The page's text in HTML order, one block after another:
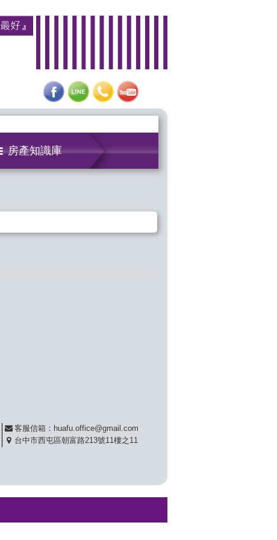
房產知識庫
客服信箱：huafu.office@gmail.com
台中市西屯區朝富路213號11樓之11